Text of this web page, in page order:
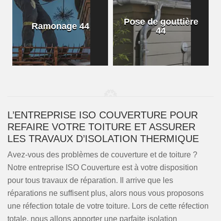
Ramonage 44
Pose de gouttière
44
L’ENTREPRISE ISO COUVERTURE POUR
REFAIRE VOTRE TOITURE ET ASSURER
LES TRAVAUX D’ISOLATION THERMIQUE
Avez-vous des problèmes de couverture et de toiture ?
Notre entreprise ISO Couverture est à votre disposition
pour tous travaux de réparation. Il arrive que les
réparations ne suffisent plus, alors nous vous proposons
une réfection totale de votre toiture. Lors de cette réfection
totale, nous allons apporter une parfaite isolation